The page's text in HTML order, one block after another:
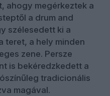
ahogy megérkeztek a
a drum and
szélesedett ki a
teret, a hely minden
zene. Persze
is bekéredzkedett a
tradicionális
magával.